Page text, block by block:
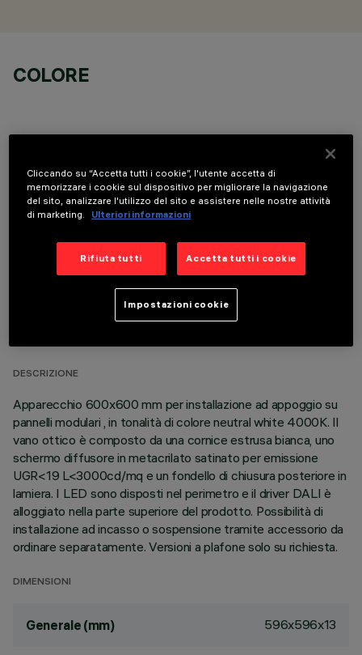
COLORE
COMPONENTI OPZIONALI
DATI TECNICI
DESCRIZIONE
Apparecchio 600x600 mm per installazione ad appoggio su
pannelli modulari , in tonalità di colore neutral white 4000K. Il
vano ottico è composto da una cornice estrusa bianca, uno
schermo diffusore in metacrilato satinato per emissione
UGR<19 L<3000cd/mq e un fondello di chiusura posteriore in
lamiera. I LED sono disposti nel perimetro e il driver DALI è
alloggiato nella parte superiore del prodotto. Possibilità di
installazione ad incasso o sospensione tramite accessorio da
ordinare separatamente. Versioni a plafone solo su richiesta.
DIMENSIONI
Generale (mm) 596x596x13
Cliccando su “Accetta tutti i cookie”, l'utente accetta di
memorizzare i cookie sul dispositivo per migliorare la navigazione
del sito, analizzare l'utilizzo del sito e assistere nelle nostre attività
di marketing.
Ulteriori informazioni
Rifiuta tutti Accetta tutti i cookie
Impostazioni cookie